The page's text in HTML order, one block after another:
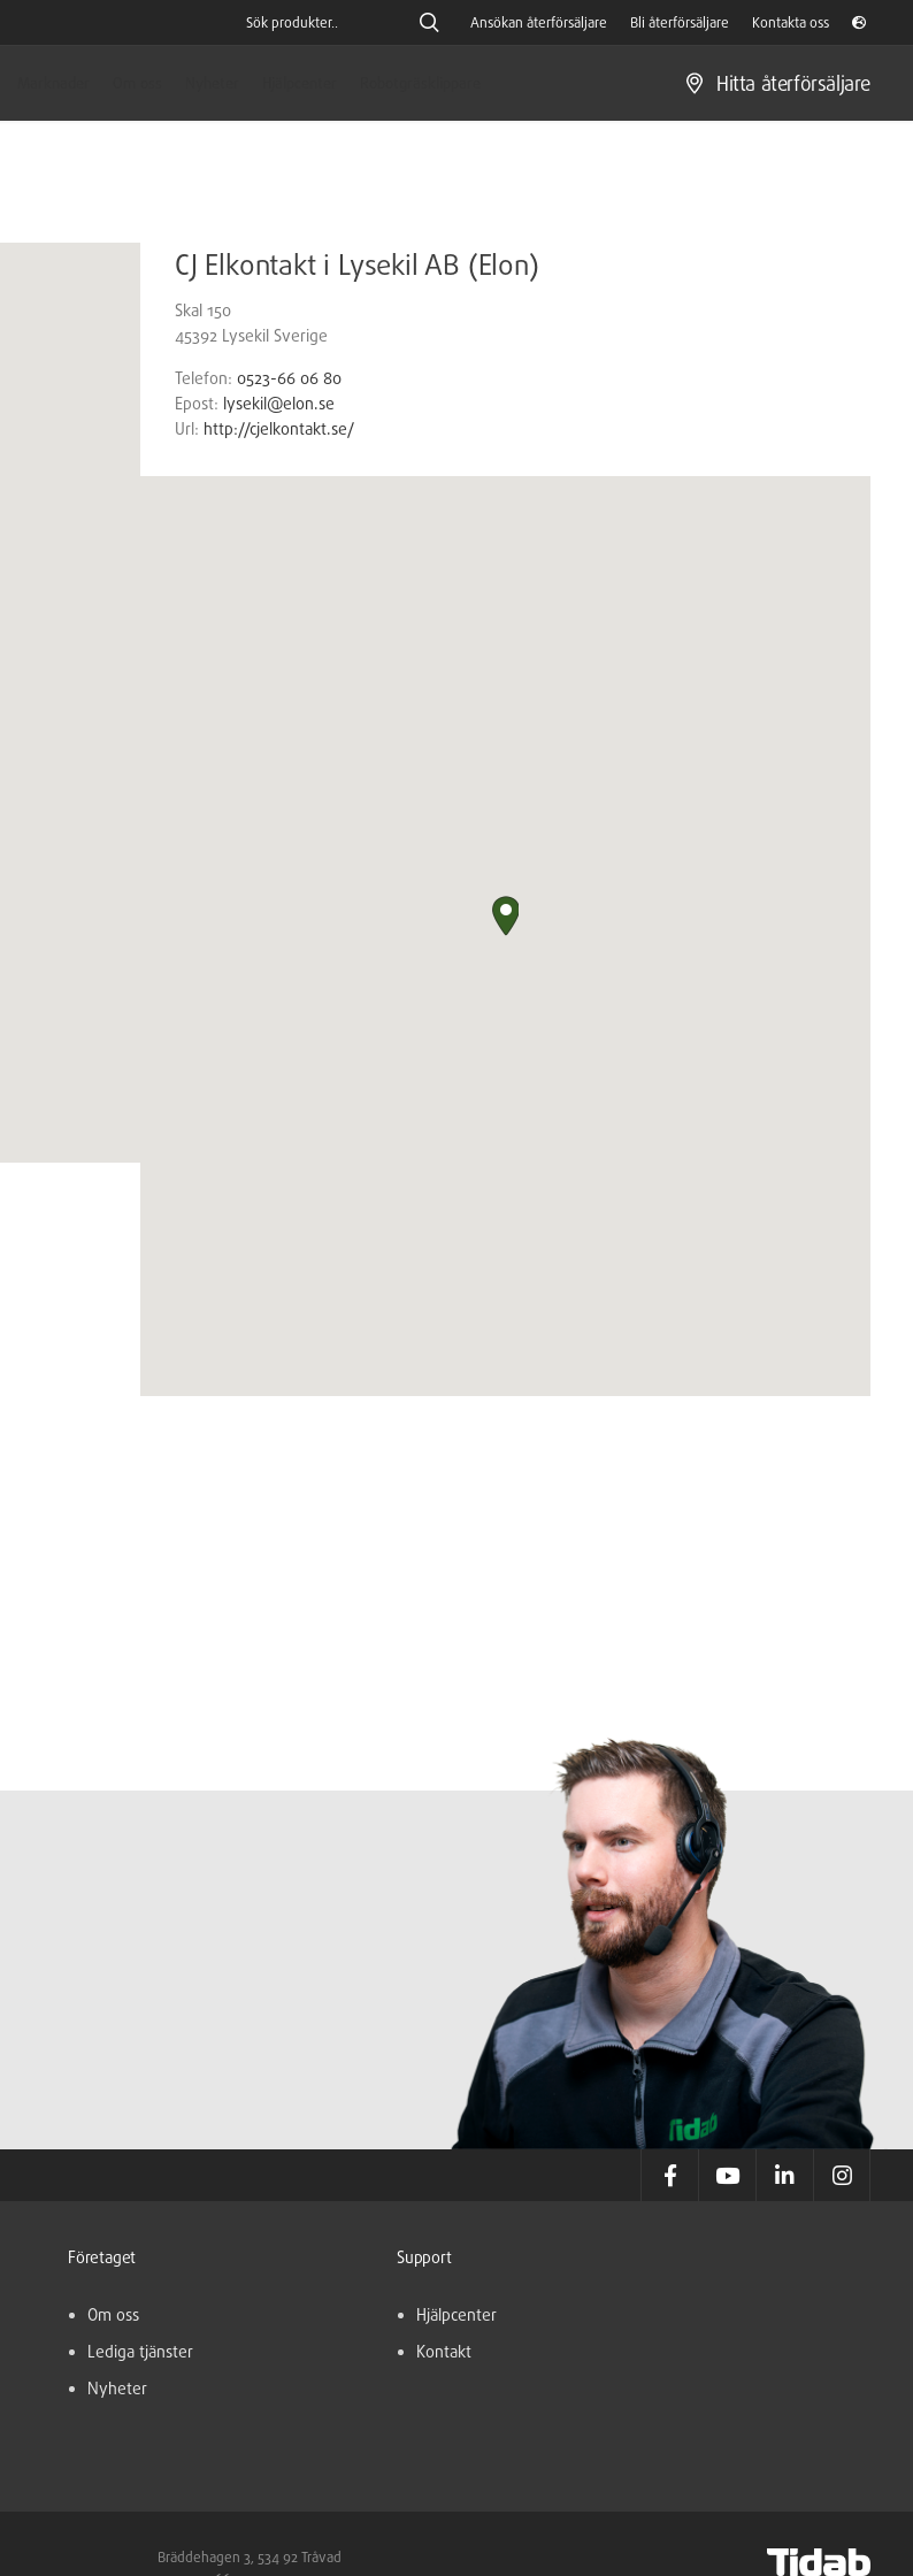
Ansökan återförsäljare Bli återförsäljare Kontakta oss
Hitta återförsäljare
CJ Elkontakt i Lysekil AB (Elon)
Skal 150
45392 Lysekil Sverige
Telefon: 0523-66 06 80
Epost: lysekil@elon.se
Url: http://cjelkontakt.se/
Företaget
Om oss
Lediga tjänster
Nyheter
Support
Hjälpcenter
Kontakt
Bräddehagen 3, 534 92 Tråvad